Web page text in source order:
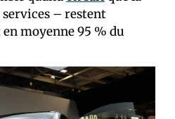
– restent
moyenne 95 % du